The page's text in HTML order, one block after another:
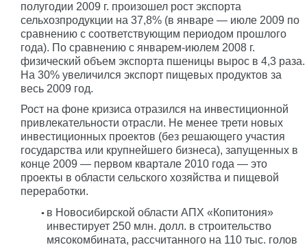
полугодии 2009 г. произошел рост экспорта
сельхозпродукции на 37,8% (в январе — июле 2009 по
сравнению с соответствующим периодом прошлого
года). По сравнению с январем-июлем 2008 г.
физический объем экспорта пшеницы вырос в 4,3 раза.
На 30% увеличился экспорт пищевых продуктов за
весь 2009 год.
Рост на фоне кризиса отразился на инвестиционной
привлекательности отрасли. Не менее трети новых
инвестиционных проектов (без решающего участия
государства или крупнейшего бизнеса), запущенных в
конце 2009 — первом квартале 2010 года — это
проекты в области сельского хозяйства и пищевой
переработки.
в Новосибирской области АПХ «Копитония»
инвестирует 250 млн. долл. в строительство
мясокомбината, рассчитанного на 110 тыс. голов